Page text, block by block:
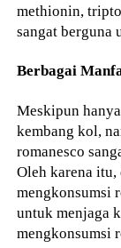
methionin,
sangat berguna
Berbagai
Meskipun
kembang kol,
romanesco
Oleh karena
mengkonsumsi
untuk menjaga
mengkonsumsi